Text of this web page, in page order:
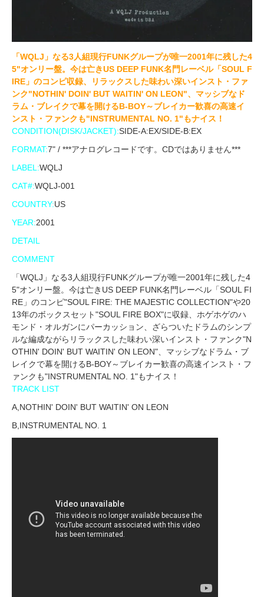
「WQLJ」なる3人組現行FUNKグループが唯一2001年に残した4
5"オンリー盤。今は亡きUS DEEP FUNK名門レーベル「SOUL F
IRE」のコンピ収録、リラックスした味わい深いインスト・ファ
ンク"NOTHIN' DOIN' BUT WAITIN' ON LEON"、マッシブなド
ラム・ブレイクで幕を開けるB-BOY～ブレイカー歓喜の高速イ
ンスト・ファンクも"INSTRUMENTAL NO. 1"もナイス！
CONDITION(DISK/JACKET):SIDE-A:EX/SIDE-B:EX
FORMAT:7" / ***アナログレコードです。CDではありません***
LABEL:WQLJ
CAT#:WQLJ-001
COUNTRY:US
YEAR:2001
DETAIL
COMMENT
「WQLJ」なる3人組現行FUNKグループが唯一2001年に残した4
5"オンリー盤。今は亡きUS DEEP FUNK名門レーベル「SOUL FI
RE」のコンピ"SOUL FIRE: THE MAJESTIC COLLECTION"や20
13年のボックスセット"SOUL FIRE BOX"に収録、ホゲホゲのハ
モンド・オルガンにパーカッション、ざらついたドラムのシンプ
ルな編成ながらリラックスした味わい深いインスト・ファンク"N
OTHIN' DOIN' BUT WAITIN' ON LEON"、マッシブなドラム・ブ
レイクで幕を開けるB-BOY～ブレイカー歓喜の高速インスト・フ
ァンクも"INSTRUMENTAL NO. 1"もナイス！
TRACK LIST
A,NOTHIN' DOIN' BUT WAITIN' ON LEON
B,INSTRUMENTAL NO. 1